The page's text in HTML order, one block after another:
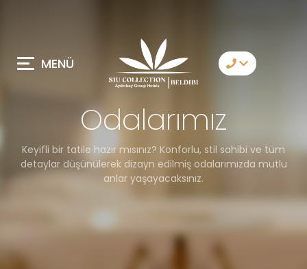
MENÜ
Whatsapp
Telegram
Messenger
E-Posta
Odalarımız
Keyifli bir tatile hazır mısınız? Konforlu, stil sahibi ve tüm
detaylar düşünülerek dizayn edilmiş odalarımızda mutlu
anlar yaşayacaksınız.